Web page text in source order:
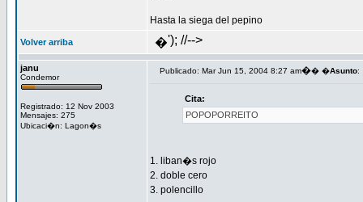
Hasta la siega del pepino
Volver arriba �'); //-->
janu
Condemor
Registrado: 12 Nov 2003
Mensajes: 275
Ubicaci�n: Lagon�s
Publicado: Mar Jun 15, 2004 8:27 am�� �Asunto:
Cita:
POPOPORREITO
1. liban�s rojo
2. doble cero
3. polencillo